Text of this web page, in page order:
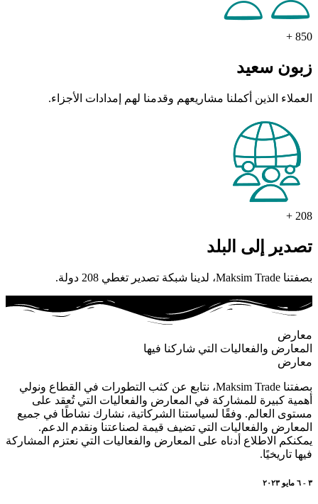
850
+
زبون سعيد
العملاء الذين أكملنا مشاريعهم وقدمنا لهم إمدادات الأجزاء.
208
+
تصدير إلى البلد
بصفتنا Maksim Trade، لدينا شبكة تصدير تغطي 208 دولة.
معارض
المعارض والفعاليات التي شاركنا فيها
معارض
بصفتنا Maksim Trade، نتابع عن كثب التطورات في القطاع ونولي
أهمية كبيرة للمشاركة في المعارض والفعاليات التي تُعقد على
مستوى العالم. وفقًا لسياستنا الشركاتية، نشارك نشاطًا في جميع
المعارض والفعاليات التي تضيف قيمة لصناعتنا ونقدم الدعم.
يمكنكم الاطلاع أدناه على المعارض والفعاليات التي نعتزم المشاركة
فيها تاريخيًا.
٣ - ٦ مايو ٢٠٢٣